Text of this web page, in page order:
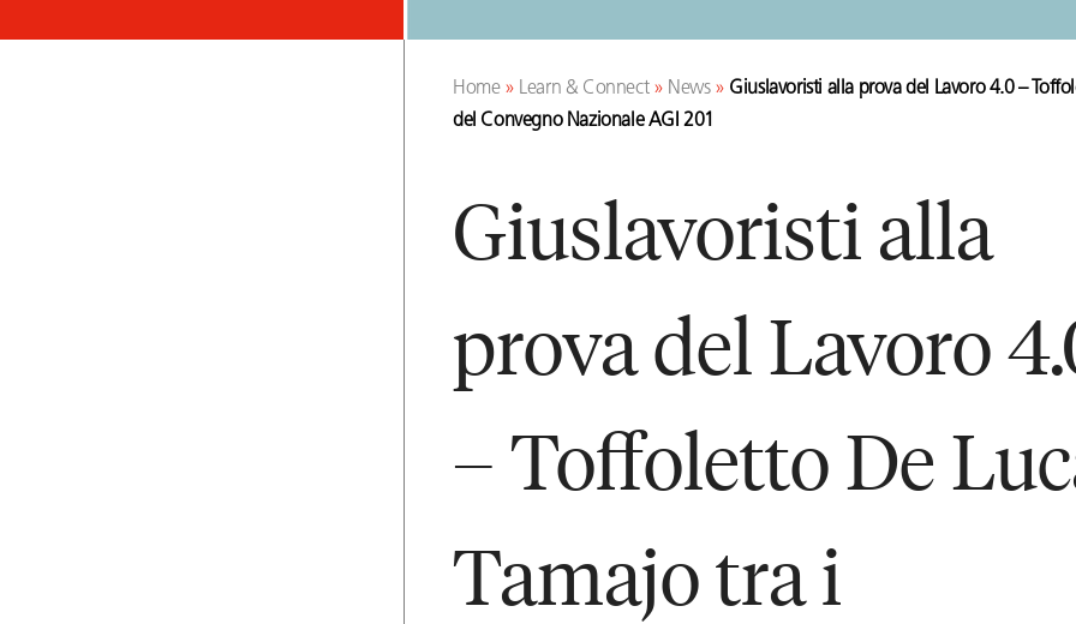
Home» Learn & Connect» News» Giuslavoristi alla prova del Lavoro 4.0 –
del Convegno Nazionale AGI 201
Giuslavoristi alla
prova del Lavoro
– Toffoletto De
Tamajo tra i